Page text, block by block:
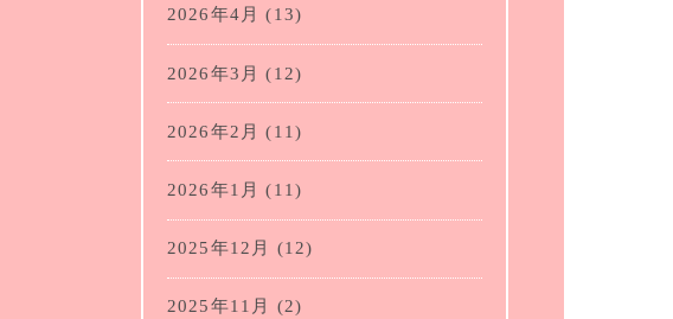
2026年4月 (13)
2026年3月 (12)
2026年2月 (11)
2026年1月 (11)
2025年12月 (12)
2025年11月 (2)